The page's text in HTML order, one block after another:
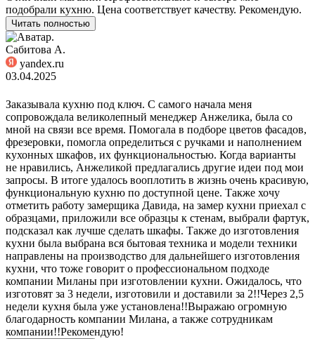
подобрали кухню. Цена соответствует качеству. Рекомендую.
Читать полностью
Сабитова А.
yandex.ru
03.04.2025
Заказывала кухню под ключ. С самого начала меня
сопровождала великолепный менеджер Анжелика, была со
мной на связи все время. Помогала в подборе цветов фасадов,
фрезеровки, помогла определиться с ручками и наполнением
кухонных шкафов, их функциональностью. Когда варианты
не нравились, Анжеликой предлагались другие идеи под мои
запросы. В итоге удалось вооплотить в жизнь очень красивую,
функциональную кухню по доступной цене. Также хочу
отметить работу замерщика Давида, на замер кухни приехал с
образцами, приложили все образцы к стенам, выбрали фартук,
подсказал как лучше сделать шкафы. Также до изготовления
кухни была выбрана вся бытовая техника и модели техники
направлены на производство для дальнейшего изготовления
кухни, что тоже говорит о профессиональном подходе
компании Миланы при изготовлении кухни. Ожидалось, что
изготовят за 3 недели, изготовили и доставили за 2!!Через 2,5
недели кухня была уже установлена!!Выражаю огромную
благодарность компании Милана, а также сотрудникам
компании!!Рекомендую!